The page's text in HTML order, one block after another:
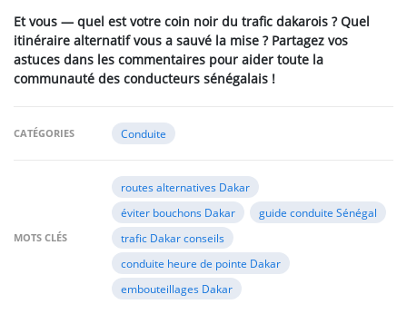
Et vous — quel est votre coin noir du trafic dakarois ? Quel
itinéraire alternatif vous a sauvé la mise ? Partagez vos
astuces dans les commentaires pour aider toute la
communauté des conducteurs sénégalais !
CATÉGORIES Conduite
MOTS CLÉS
routes alternatives Dakar
éviter bouchons Dakar
guide conduite Sénégal
trafic Dakar conseils
conduite heure de pointe Dakar
embouteillages Dakar